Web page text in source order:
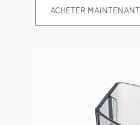
ACHETER MAINTENANT